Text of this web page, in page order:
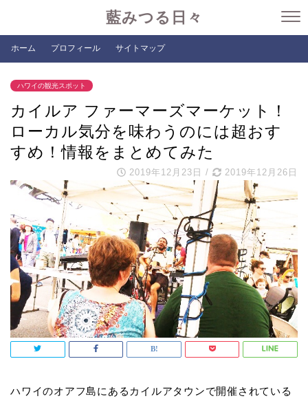
藍みつる日々
ホーム プロフィール サイトマップ
ハワイの観光スポット
カイルア ファーマーズマーケット！
ローカル気分を味わうのには超おす
すめ！情報をまとめてみた
2019年12月23日 / 2019年12月26日
ハワイのオアフ島にあるカイルアタウンで開催されている